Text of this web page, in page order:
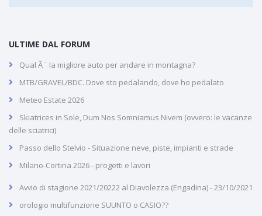
ULTIME DAL FORUM
Qual Ã¨ la migliore auto per andare in montagna?
MTB/GRAVEL/BDC. Dove sto pedalando, dove ho pedalato
Meteo Estate 2026
Skiatrices in Sole, Dum Nos Somniamus Nivem (ovvero: le vacanze
delle sciatrici)
Passo dello Stelvio - Situazione neve, piste, impianti e strade
Milano-Cortina 2026 - progetti e lavori
Avvio di stagione 2021/20222 al Diavolezza (Engadina) - 23/10/2021
orologio multifunzione SUUNTO o CASIO??